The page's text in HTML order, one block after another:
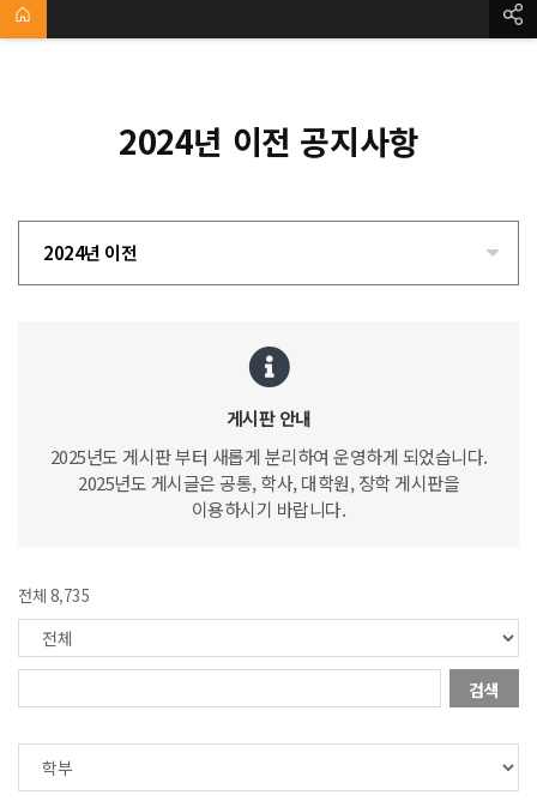
2024년 이전 공지사항
2024년 이전
게시판 안내
2025년도 게시판 부터 새롭게 분리하여 운영하게 되었습니다.
2025년도 게시글은 공통, 학사, 대학원, 장학 게시판을
이용하시기 바랍니다.
전체 8,735
검색